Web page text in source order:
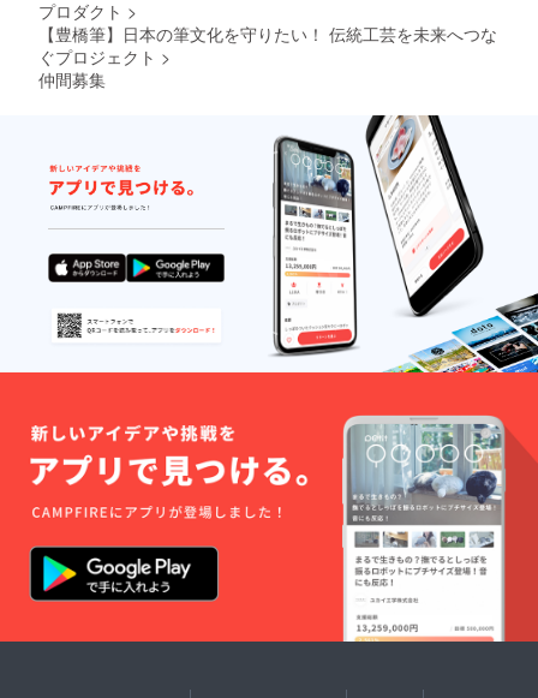
プロダクト >
【豊橋筆】日本の筆文化を守りたい！ 伝統工芸を未来へつな
ぐプロジェクト >
仲間募集